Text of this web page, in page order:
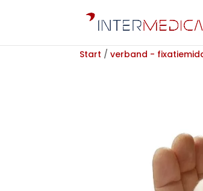
Start / verband -